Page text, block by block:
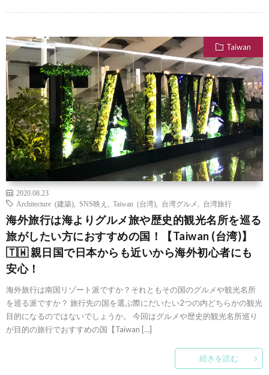
Taiwan
2020.08.23
Architecture (建築)
SNS映え Taiwan (台湾) 台湾グルメ 台湾旅行
海外旅行は海よりグルメ旅や歴史的観光名所を巡る
旅がしたい方におすすめの国！【Taiwan (台湾)】
🇹🇼 親日国で日本からも近いから海外初心者にも
安心！
海外旅行は南国リゾート派ですか？それともその国のグルメや観光名所
を巡る派ですか？ 旅行先の国を選ぶ際にだいたい2つの内どちらかの観光
目的になるのではないでしょうか。 今回はグルメや歴史的観光名所巡り
が目的の旅行でおすすめの国【Taiwan […]
続きを読む